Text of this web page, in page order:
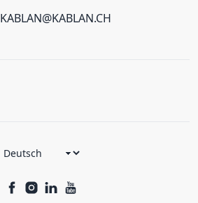
KABLAN@KABLAN.CH